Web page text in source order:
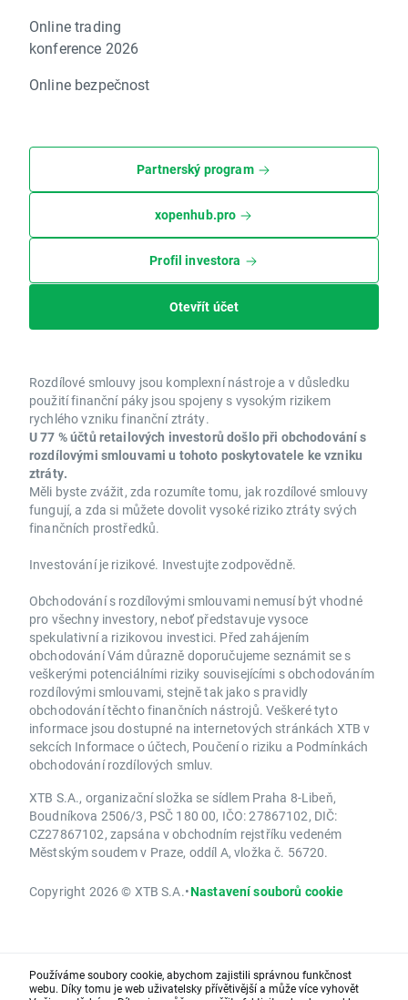
Online trading
konference 2026
Online bezpečnost
Partnerský program
xopenhub.pro
Profil investora
Otevřít účet
Rozdílové smlouvy jsou komplexní nástroje a v důsledku
použití finanční páky jsou spojeny s vysokým rizikem
rychlého vzniku finanční ztráty.
U 77 % účtů retailových investorů došlo při obchodování s
rozdílovými smlouvami u tohoto poskytovatele ke vzniku
ztráty.
Měli byste zvážit, zda rozumíte tomu, jak rozdílové smlouvy
fungují, a zda si můžete dovolit vysoké riziko ztráty svých
finančních prostředků.
Investování je rizikové. Investujte zodpovědně.
Obchodování s rozdílovými smlouvami nemusí být vhodné
pro všechny investory, neboť představuje vysoce
spekulativní a rizikovou investici. Před zahájením
obchodování Vám důrazně doporučujeme seznámit se s
veškerými potenciálními riziky souvisejícími s obchodováním
rozdílovými smlouvami, stejně tak jako s pravidly
obchodování těchto finančních nástrojů. Veškeré tyto
informace jsou dostupné na internetových stránkách XTB v
sekcích Informace o účtech, Poučení o riziku a Podmínkách
obchodování rozdílových smluv.
XTB S.A., organizační složka se sídlem Praha 8-Libeň,
Boudníkova 2506/3, PSČ 180 00, IČO: 27867102, DIČ:
CZ27867102, zapsána v obchodním rejstříku vedeném
Městským soudem v Praze, oddíl A, vložka č. 56720.
Copyright 2026 © XTB S.A.•Nastavení souborů cookie
Používáme soubory cookie, abychom zajistili správnou funkčnost
webu. Díky tomu je web uživatelsky přívětivější a může více vyhovět